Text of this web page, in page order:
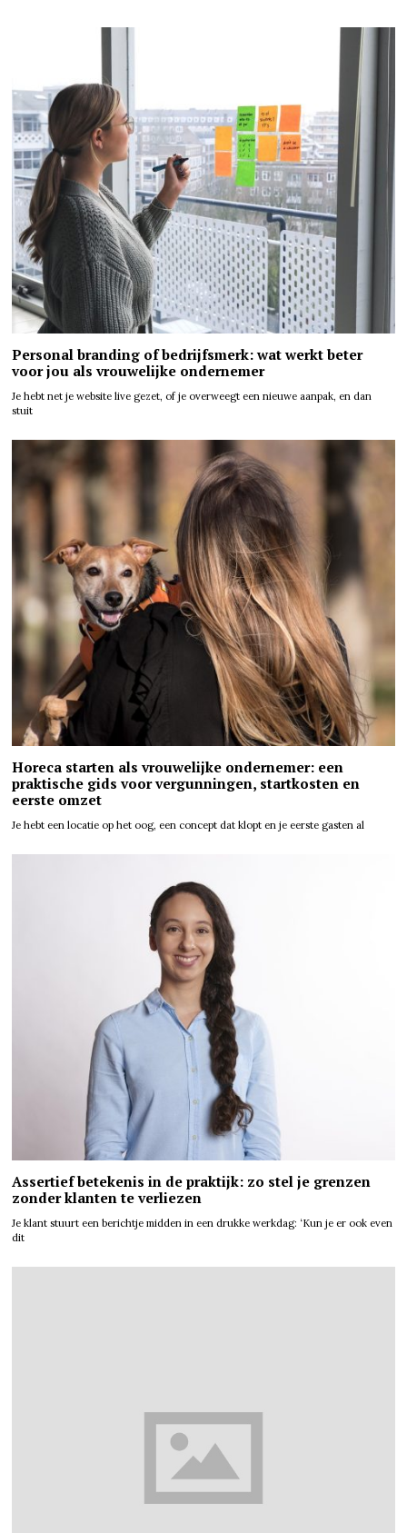
Personal branding of bedrijfsmerk: wat werkt beter
voor jou als vrouwelijke ondernemer
Je hebt net je website live gezet, of je overweegt een nieuwe aanpak, en dan
stuit
Horeca starten als vrouwelijke ondernemer: een
praktische gids voor vergunningen, startkosten en
eerste omzet
Je hebt een locatie op het oog, een concept dat klopt en je eerste gasten al
Assertief betekenis in de praktijk: zo stel je grenzen
zonder klanten te verliezen
Je klant stuurt een berichtje midden in een drukke werkdag: ‘Kun je er ook even
dit